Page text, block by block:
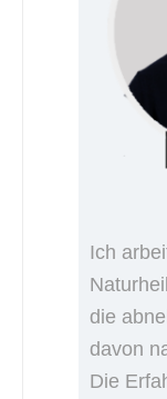
Ich
die
davon
Die